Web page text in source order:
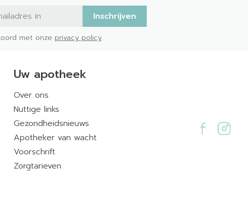
Inschrijven
met onze privacy policy.
Uw apotheek
Over ons
Nuttige links
Gezondheidsnieuws
Apotheker van wacht
Voorschrift
Zorgtarieven